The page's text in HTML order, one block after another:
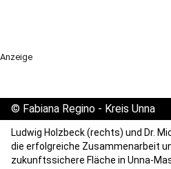
Anzeige
© Fabiana Regino - Kreis Unna
Ludwig Holzbeck (rechts) und Dr.
die erfolgreiche Zusammenarbeit
zukunftssichere Fläche in Unna-